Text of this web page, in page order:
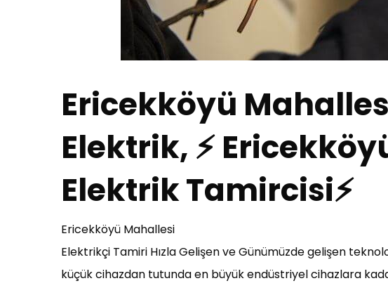
Ericekköyü
Elektrik, ⚡
Elektrik Tamircisi⚡
Ericekköyü Mahallesi
Elektrikçi Tamiri Hızla Gelişen ve Günümüzde gelişen
küçük cihazdan tutunda en büyük endüstriyel cihazlara